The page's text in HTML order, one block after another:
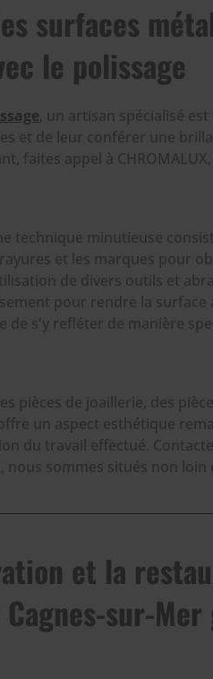
surfaces
le polissage
, un artisan spécialisé
et de leur conférer une
faites appel à
technique minutieuse
et les marques pour
de divers outils et
pour rendre la surface
de s'y refléter de manière
pièces de joaillerie, des
un aspect esthétique
du travail effectué.
nous sommes situés non loin
et la
sur-Mer